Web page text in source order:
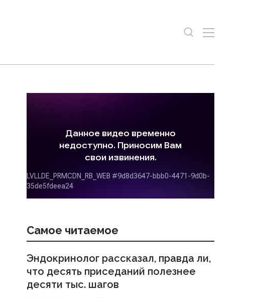
Самое читаемое
Эндокринолог рассказал, правда ли,
что десять приседаний полезнее
десяти тыс. шагов